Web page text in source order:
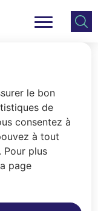
le bon
de
consentez à
à tout
Pour plus
page
Consulter
le plan
Menu principal
de
grâce
vacances.